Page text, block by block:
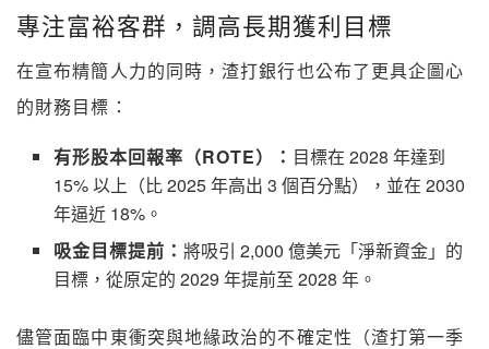
專注富裕客群，調高長期獲利目標
在宣布精簡人力的同時，渣打銀行也公布了更具企圖心
的財務目標：
有形股本回報率（ROTE）： 目標在 2028 年達到
15% 以上（比 2025 年高出 3 個百分點），並在 2030
年逼近 18%。
吸金目標提前：將吸引 2,000 億美元「淨新資金」的
目標，從原定的 2029 年提前至 2028 年。
儘管面臨中東衝突與地緣政治的不確定性（渣打第一季